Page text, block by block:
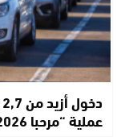
عملية “مرحبا 2026”